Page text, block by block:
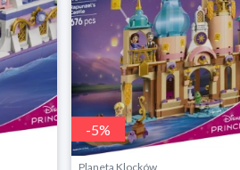
-5%
Planeta Klocków